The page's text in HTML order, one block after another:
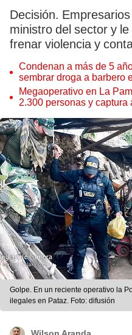
Decisión.
ministro del sector y
frenar violencia y
Condenan a más de 5
sembrar droga a barbero
Megaoperativo en La
2.300 personas y
Golpe. En un reciente operativo la
ilegales en Pataz. Foto: difusión
Wilson Aranda